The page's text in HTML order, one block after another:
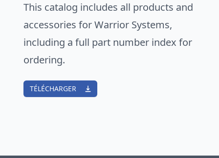
This catalog includes all products and
accessories for Warrior Systems,
including a full part number index for
ordering.
TÉLÉCHARGER